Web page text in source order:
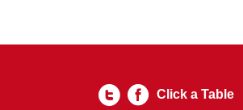
Click a Table